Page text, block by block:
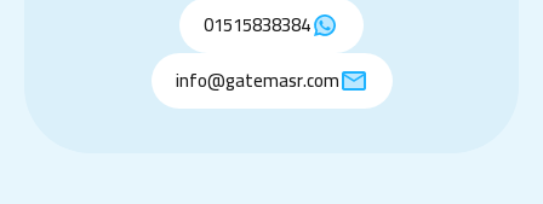
01515838384
info@gatemasr.com